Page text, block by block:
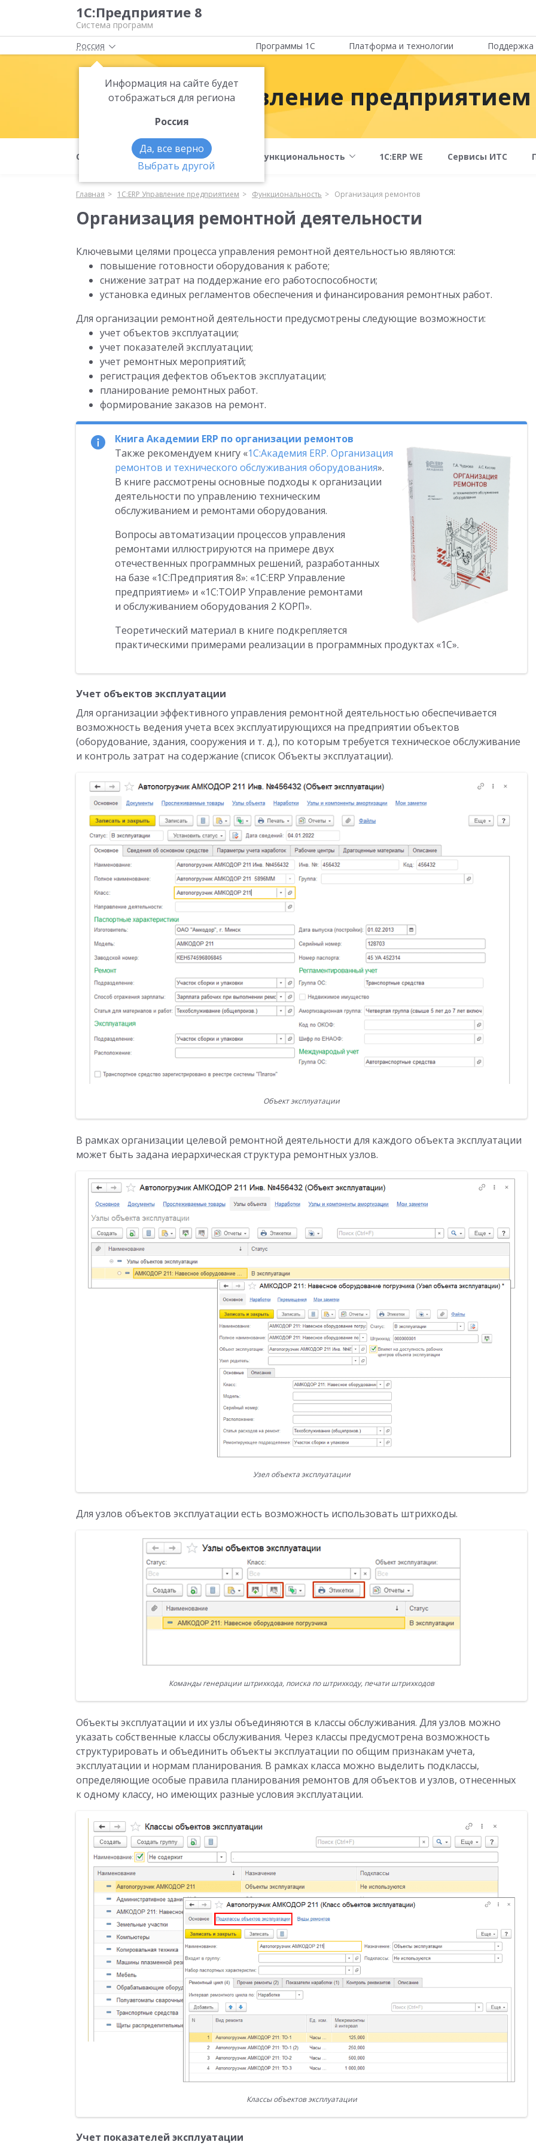
1С:Предприятие 8
Система программ
Россия
Информация на сайте будет
отображаться для региона
Россия
Да, все верно
Выбрать другой
Программы 1С Платформа и технологии Поддержка
1С:ERP Управление предприятием
О продукте Преимущества Функциональность 1С:ERP WE Сервисы ИТС
Главная 1С:ERP Управление предприятием Функциональность Организация ремонтов
Организация ремонтной деятельности
Ключевыми целями процесса управления ремонтной деятельностью являются:
повышение готовности оборудования к работе;
снижение затрат на поддержание его работоспособности;
установка единых регламентов обеспечения и финансирования ремонтных работ.
Для организации ремонтной деятельности предусмотрены следующие возможности:
учет объектов эксплуатации;
учет показателей эксплуатации;
учет ремонтных мероприятий;
регистрация дефектов объектов эксплуатации;
планирование ремонтных работ.
формирование заказов на ремонт.
Книга Академии ERP по организации ремонтов
Также рекомендуем книгу «1С:Академия ERP. Организация
ремонтов и технического обслуживания оборудования».
В книге рассмотрены основные подходы к организации
деятельности по управлению техническим
обслуживанием и ремонтами оборудования.
Вопросы автоматизации процессов управления
ремонтами иллюстрируются на примере двух
отечественных программных решений, разработанных
на базе «1С:Предприятия 8»: «1С:ERP Управление
предприятием» и «1С:ТОИР Управление ремонтами
и обслуживанием оборудования 2 КОРП».
Теоретический материал в книге подкрепляется
практическими примерами реализации в программных продуктах «1С».
Учет объектов эксплуатации
Для организации эффективного управления ремонтной деятельностью обеспечивается
возможность ведения учета всех эксплуатирующихся на предприятии объектов
(оборудование, здания, сооружения и т. д.), по которым требуется техническое обслуживание
и контроль затрат на содержание (список Объекты эксплуатации).
Объект эксплуатации
В рамках организации целевой ремонтной деятельности для каждого объекта эксплуатации
может быть задана иерархическая структура ремонтных узлов.
Узел объекта эксплуатации
Для узлов объектов эксплуатации есть возможность использовать штрихкоды.
Команды генерации штрихкода, поиска по штрихкоду, печати штрихкодов
Объекты эксплуатации и их узлы объединяются в классы обслуживания. Для узлов можно
указать собственные классы обслуживания. Через классы предусмотрена возможность
структурировать и объединить объекты эксплуатации по общим признакам учета,
эксплуатации и нормам планирования. В рамках класса можно выделить подклассы,
определяющие особые правила планирования ремонтов для объектов и узлов, отнесенных
к одному классу, но имеющих разные условия эксплуатации.
Классы объектов эксплуатации
Учет показателей эксплуатации